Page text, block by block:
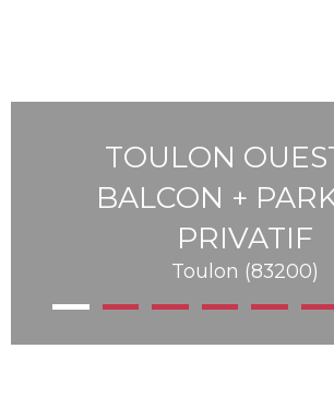
TOULON
BALCON +
PRIVATIF
Toulon (83200)